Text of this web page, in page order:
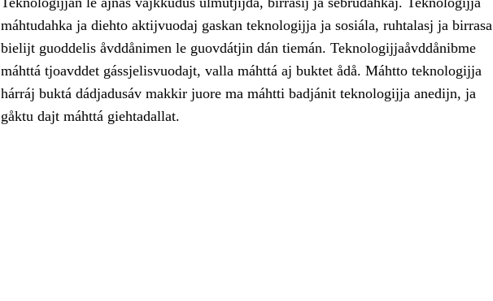
máhtudahka ja diehto aktijvuodaj gaskan teknologijja ja sosiála, ruhtalasj ja birrasa
bielijt guoddelis åvddånimen le guovdátjin dán tiemán. Teknologijjaåvddånibme
máhttá tjoavddet gássjelisvuodajt, valla máhttá aj buktet ådå. Máhtto teknologijja
hárráj buktá dádjadusáv makkir juore ma máhtti badjánit teknologijja anedijn, ja
gåktu dajt máhttá giehtadallat.